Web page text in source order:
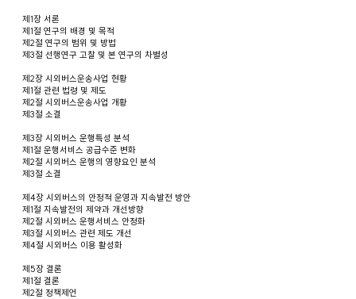
제1장 서론
제1절 연구의 배경 및 목적
제2절 연구의 범위 및 방법
제3절 선행연구 고찰 및 본 연구의 차별성
제2장 시외버스운송사업 현황
제1절 관련 법령 및 제도
제2절 시외버스운송사업 개황
제3절 소결
제3장 시외버스 운행특성 분석
제1절 운행서비스 공급수준 변화
제2절 시외버스 운행의 영향요인 분석
제3절 소결
제4장 시외버스의 안정적 운영과 지속발전 방안
제1절 지속발전의 제약과 개선방향
제2절 시외버스 운행서비스 안정화
제3절 시외버스 관련 제도 개선
제4절 시외버스 이용 활성화
제5장 결론
제1절 결론
제2절 정책제언